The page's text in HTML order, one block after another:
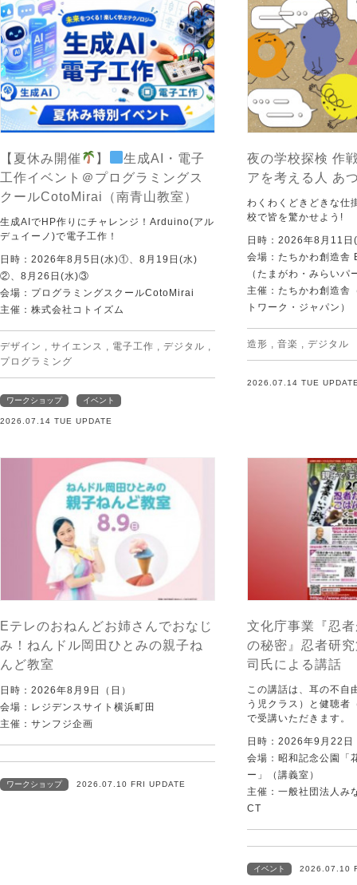
【夏休み開催 】
生成AI・電子
工作イベント＠プログラミングス
クールCotoMirai（南青山教室）
生成AIでHP作りにチャレンジ！Arduino(アル
デュイーノ)で電子工作！
日時：2026年8月5日(水)①、8月19日(水)
②、8月26日(水)③
会場：プログラミングスクールCotoMirai
主催：株式会社コトイズム
デザイン サイエンス 電子工作 デジタル
プログラミング
ワークショップ イベント
2026.07.14 TUE UPDATE
夜の学校探検 作
アを考える人 あ
わくわくどきどきな仕
校で皆を驚かせよう!
日時：2026年8月11日
会場：たちかわ創造舎
（たまがわ・みらいパ
主催：たちかわ創造舎
トワーク・ジャパン）
造形 音楽 デジタル
2026.07.14 TUE
Eテレのおねんどお姉さんでおなじ
み！ねんドル岡田ひとみの親子ね
んど教室
日時：2026年8月9日（日）
会場：レジデンスサイト横浜町田
主催：サンフジ企画
ワークショップ 2026.07.10 FRI UPDATE
文化庁事業『忍
の秘密』忍者研
司氏による講話
この講話は、耳の不自
う児クラス）と健聴者
で受講いただきます。
日時：2026年9月22日
会場：昭和記念公園「
ー」（講義室）
主催：一般社団法人み
CT
イベント 2026.07.10